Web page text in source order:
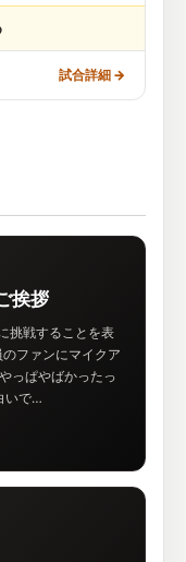
試合詳細 →
挨拶
挑戦することを表
ファンにマイクア
っぱやばかったっ
いで…